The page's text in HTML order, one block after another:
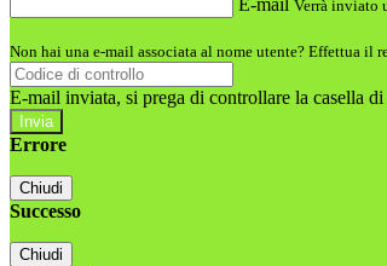
E-mail Verrà inviato
Non hai una e-mail associata al nome utente? Effettua il
E-mail inviata, si prega di controllare la casella
Errore
Chiudi
Successo
Chiudi